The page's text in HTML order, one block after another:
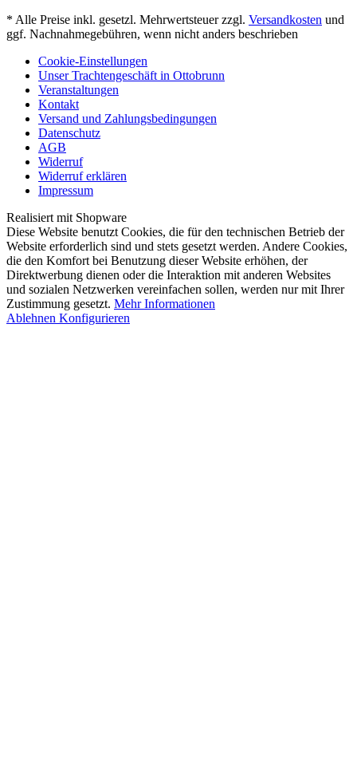
* Alle Preise inkl. gesetzl. Mehrwertsteuer zzgl. Versandkosten und
ggf. Nachnahmegebühren, wenn nicht anders beschrieben
Cookie-Einstellungen
Unser Trachtengeschäft in Ottobrunn
Veranstaltungen
Kontakt
Versand und Zahlungsbedingungen
Datenschutz
AGB
Widerruf
Widerruf erklären
Impressum
Realisiert mit Shopware
Diese Website benutzt Cookies, die für den technischen Betrieb der
Website erforderlich sind und stets gesetzt werden. Andere Cookies,
die den Komfort bei Benutzung dieser Website erhöhen, der
Direktwerbung dienen oder die Interaktion mit anderen Websites
und sozialen Netzwerken vereinfachen sollen, werden nur mit Ihrer
Zustimmung gesetzt. Mehr Informationen
Ablehnen Konfigurieren